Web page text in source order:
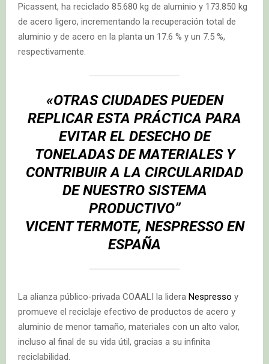
Picassent, ha reciclado 85.680 kg de aluminio y 173.850 kg
de acero ligero, incrementando la recuperación total de
aluminio y de acero en la planta un 17.6 % y un 7.5 %,
respectivamente.
«OTRAS CIUDADES PUEDEN
REPLICAR ESTA PRÁCTICA PARA
EVITAR EL DESECHO DE
TONELADAS DE MATERIALES Y
CONTRIBUIR A LA CIRCULARIDAD
DE NUESTRO SISTEMA
PRODUCTIVO”
VICENT TERMOTE, NESPRESSO EN
ESPAÑA
La alianza público-privada COAALI la lidera Nespresso y
promueve el reciclaje efectivo de productos de acero y
aluminio de menor tamaño, materiales con un alto valor,
incluso al final de su vida útil, gracias a su infinita
reciclabilidad.